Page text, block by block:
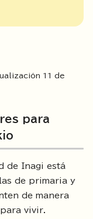
11
de
para
de Inagi está
de primaria y
de manera
vivir.